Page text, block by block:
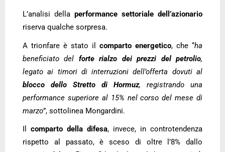
L’analisi della performance settoriale dell’azionario
riserva qualche sorpresa.
A trionfare è stato il comparto energetico, che “ha
beneficiato del forte rialzo dei prezzi del petrolio,
legato ai timori di interruzioni dell’offerta dovuti al
blocco dello Stretto di Hormuz, registrando una
performance superiore al 15% nel corso del mese di
marzo”, sottolinea Mongardini.
Il comparto della difesa, invece, in controtendenza
rispetto al passato, è sceso di oltre l’8% dallo